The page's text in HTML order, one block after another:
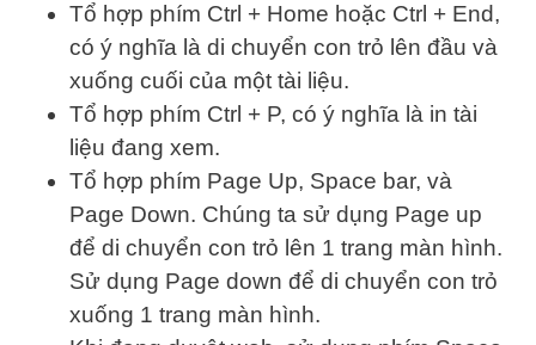
Tổ hợp phím Ctrl + Home hoặc Ctrl + End,
có ý nghĩa là di chuyển con trỏ lên đầu và
xuống cuối của một tài liệu.
Tổ hợp phím Ctrl + P, có ý nghĩa là in tài
liệu đang xem.
Tổ hợp phím Page Up, Space bar, và
Page Down. Chúng ta sử dụng Page up
để di chuyển con trỏ lên 1 trang màn hình.
Sử dụng Page down để di chuyển con trỏ
xuống 1 trang màn hình.